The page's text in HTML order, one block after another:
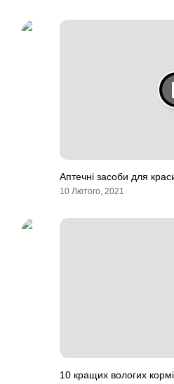
Аптечні засоби для
10 Лютого, 2021
10 кращих вологих